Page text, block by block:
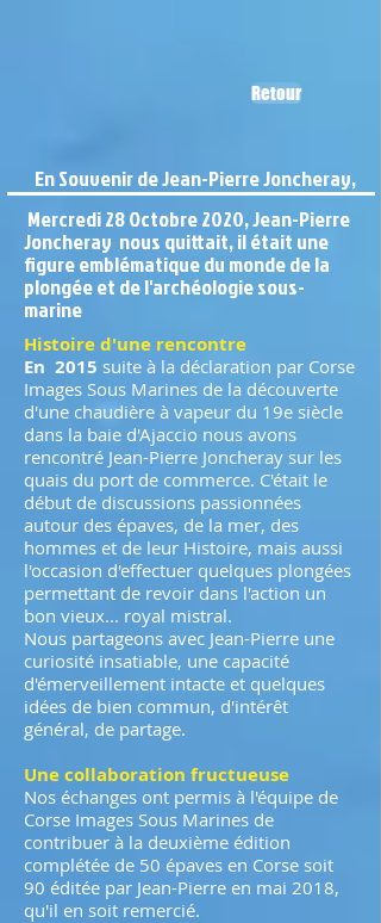
Retour
En Souvenir de Jean-Pierre Joncheray,
Mercredi 28 Octobre 2020, Jean-Pierre
Joncheray nous quittait, il était une
figure emblématique du monde de la
plongée et de l'archéologie sous-
marine
Histoire d'une rencontre
En 2015 suite à la déclaration par Corse
Images Sous Marines de la découverte
d'une chaudière à vapeur du 19e siècle
dans la baie d'Ajaccio nous avons
rencontré Jean-Pierre Joncheray sur les
quais du port de commerce. C'était le
début de discussions passionnées
autour des épaves, de la mer, des
hommes et de leur Histoire, mais aussi
l'occasion d'effectuer quelques plongées
permettant de revoir dans l'action un
bon vieux... royal mistral.
Nous partageons avec Jean-Pierre une
curiosité insatiable, une capacité
d'émerveillement intacte et quelques
idées de bien commun, d'intérêt
général, de partage.
Une collaboration fructueuse
Nos échanges ont permis à l'équipe de
Corse Images Sous Marines de
contribuer à la deuxième édition
complétée de 50 épaves en Corse soit
90 éditée par Jean-Pierre en mai 2018,
qu'il en soit remercié.